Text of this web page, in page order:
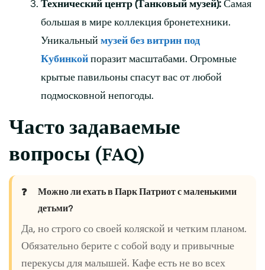
Технический центр (Танковый музей): Самая
большая в мире коллекция бронетехники.
Уникальный музей без витрин под
Кубинкой поразит масштабами. Огромные
крытые павильоны спасут вас от любой
подмосковной непогоды.
Часто задаваемые
вопросы (FAQ)
Можно ли ехать в Парк Патриот с маленькими
детьми?
Да, но строго со своей коляской и четким планом.
Обязательно берите с собой воду и привычные
перекусы для малышей. Кафе есть не во всех